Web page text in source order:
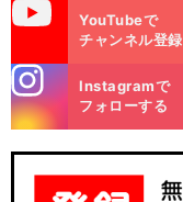
YouTubeで
チャンネル登録
m
Instagramで
フォローする